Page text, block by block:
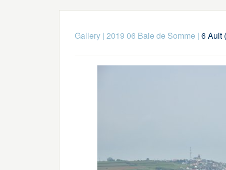
Gallery| 2019 06 Baie de Somme | 6 Ault